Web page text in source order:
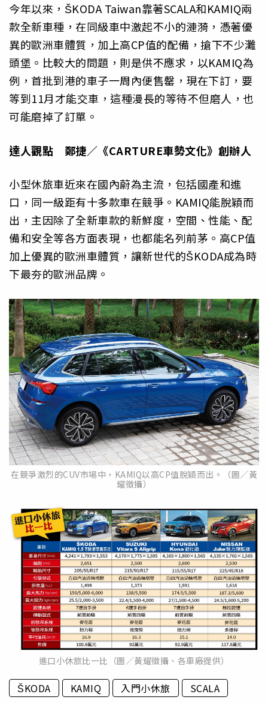
今年以來，ŠKODA Taiwan靠著SCALA和KAMIQ兩
款全新車種，在同級車中激起不小的漣漪，憑著優
異的歐洲車體質，加上高CP值的配備，搶下不少灘
頭堡。比較大的問題，則是供不應求，以KAMIQ為
例，首批到港的車子一周內便售罄，現在下訂，要
等到11月才能交車，這種漫長的等待不但磨人，也
可能磨掉了訂單。
達人觀點 鄭捷／《CARTURE車勢文化》創辦人
小型休旅車近來在國內蔚為主流，包括國產和進
口，同一級距有十多款車在競爭。KAMIQ能脫穎而
出，主因除了全新車款的新鮮度，空間、性能、配
備和安全等各方面表現，也都能名列前茅。高CP值
加上優異的歐洲車體質，讓新世代的ŠKODA成為時
下最夯的歐洲品牌。
在競爭激烈的CUV市場中，KAMIQ以高CP值脫穎而出。（圖／黃
耀徵攝）
進口小休旅比一比（圖／黃耀徵攝、各車廠提供）
ŠKODA KAMIQ 入門小休旅 SCALA